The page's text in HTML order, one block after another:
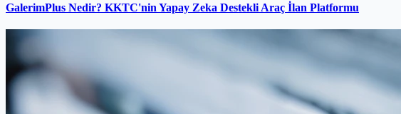
GalerimPlus Nedir? KKTC'nin Yapay Zeka Destekli Araç İlan Platformu